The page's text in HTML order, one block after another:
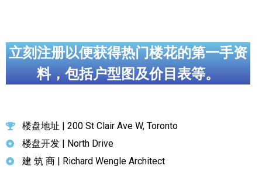
常用查询工具
地产杂谈
为什么移民加拿大
加拿大的历史文化
立刻注册以便获得热门楼花的第一手资
料，包括户型图及价目表等。
楼盘地址 | 200 St Clair Ave W, Toronto
楼盘开发 | North Drive
建 筑 商 | Richard Wengle Architect